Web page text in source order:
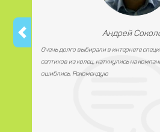
Андрей
Очень долго выбирали в интернете
септиков из колец, наткнулись на
ошиблись. Рекомендую